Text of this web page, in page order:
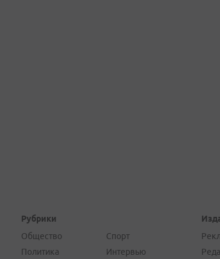
Рубрики
Общество
Политика
Спорт
Интервью